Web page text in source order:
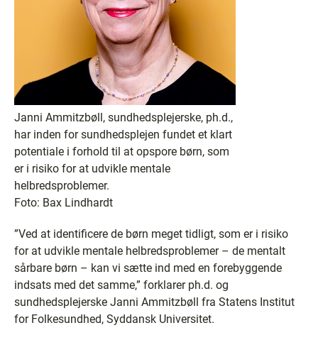
Janni Ammitzbøll, sundhedsplejerske, ph.d.,
har inden for sundhedsplejen fundet et klart
potentiale i forhold til at opspore børn, som
er i risiko for at udvikle mentale
helbredsproblemer.
Foto: Bax Lindhardt
”Ved at identificere de børn meget tidligt, som er i risiko
for at udvikle mentale helbredsproblemer – de mentalt
sårbare børn – kan vi sætte ind med en forebyggende
indsats med det samme,” forklarer ph.d. og
sundhedsplejerske Janni Ammitzbøll fra Statens Institut
for Folkesundhed, Syddansk Universitet.